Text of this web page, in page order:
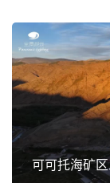
可可托海矿